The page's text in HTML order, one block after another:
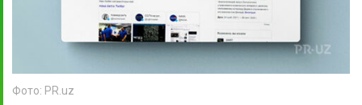
Фото: PR.uz